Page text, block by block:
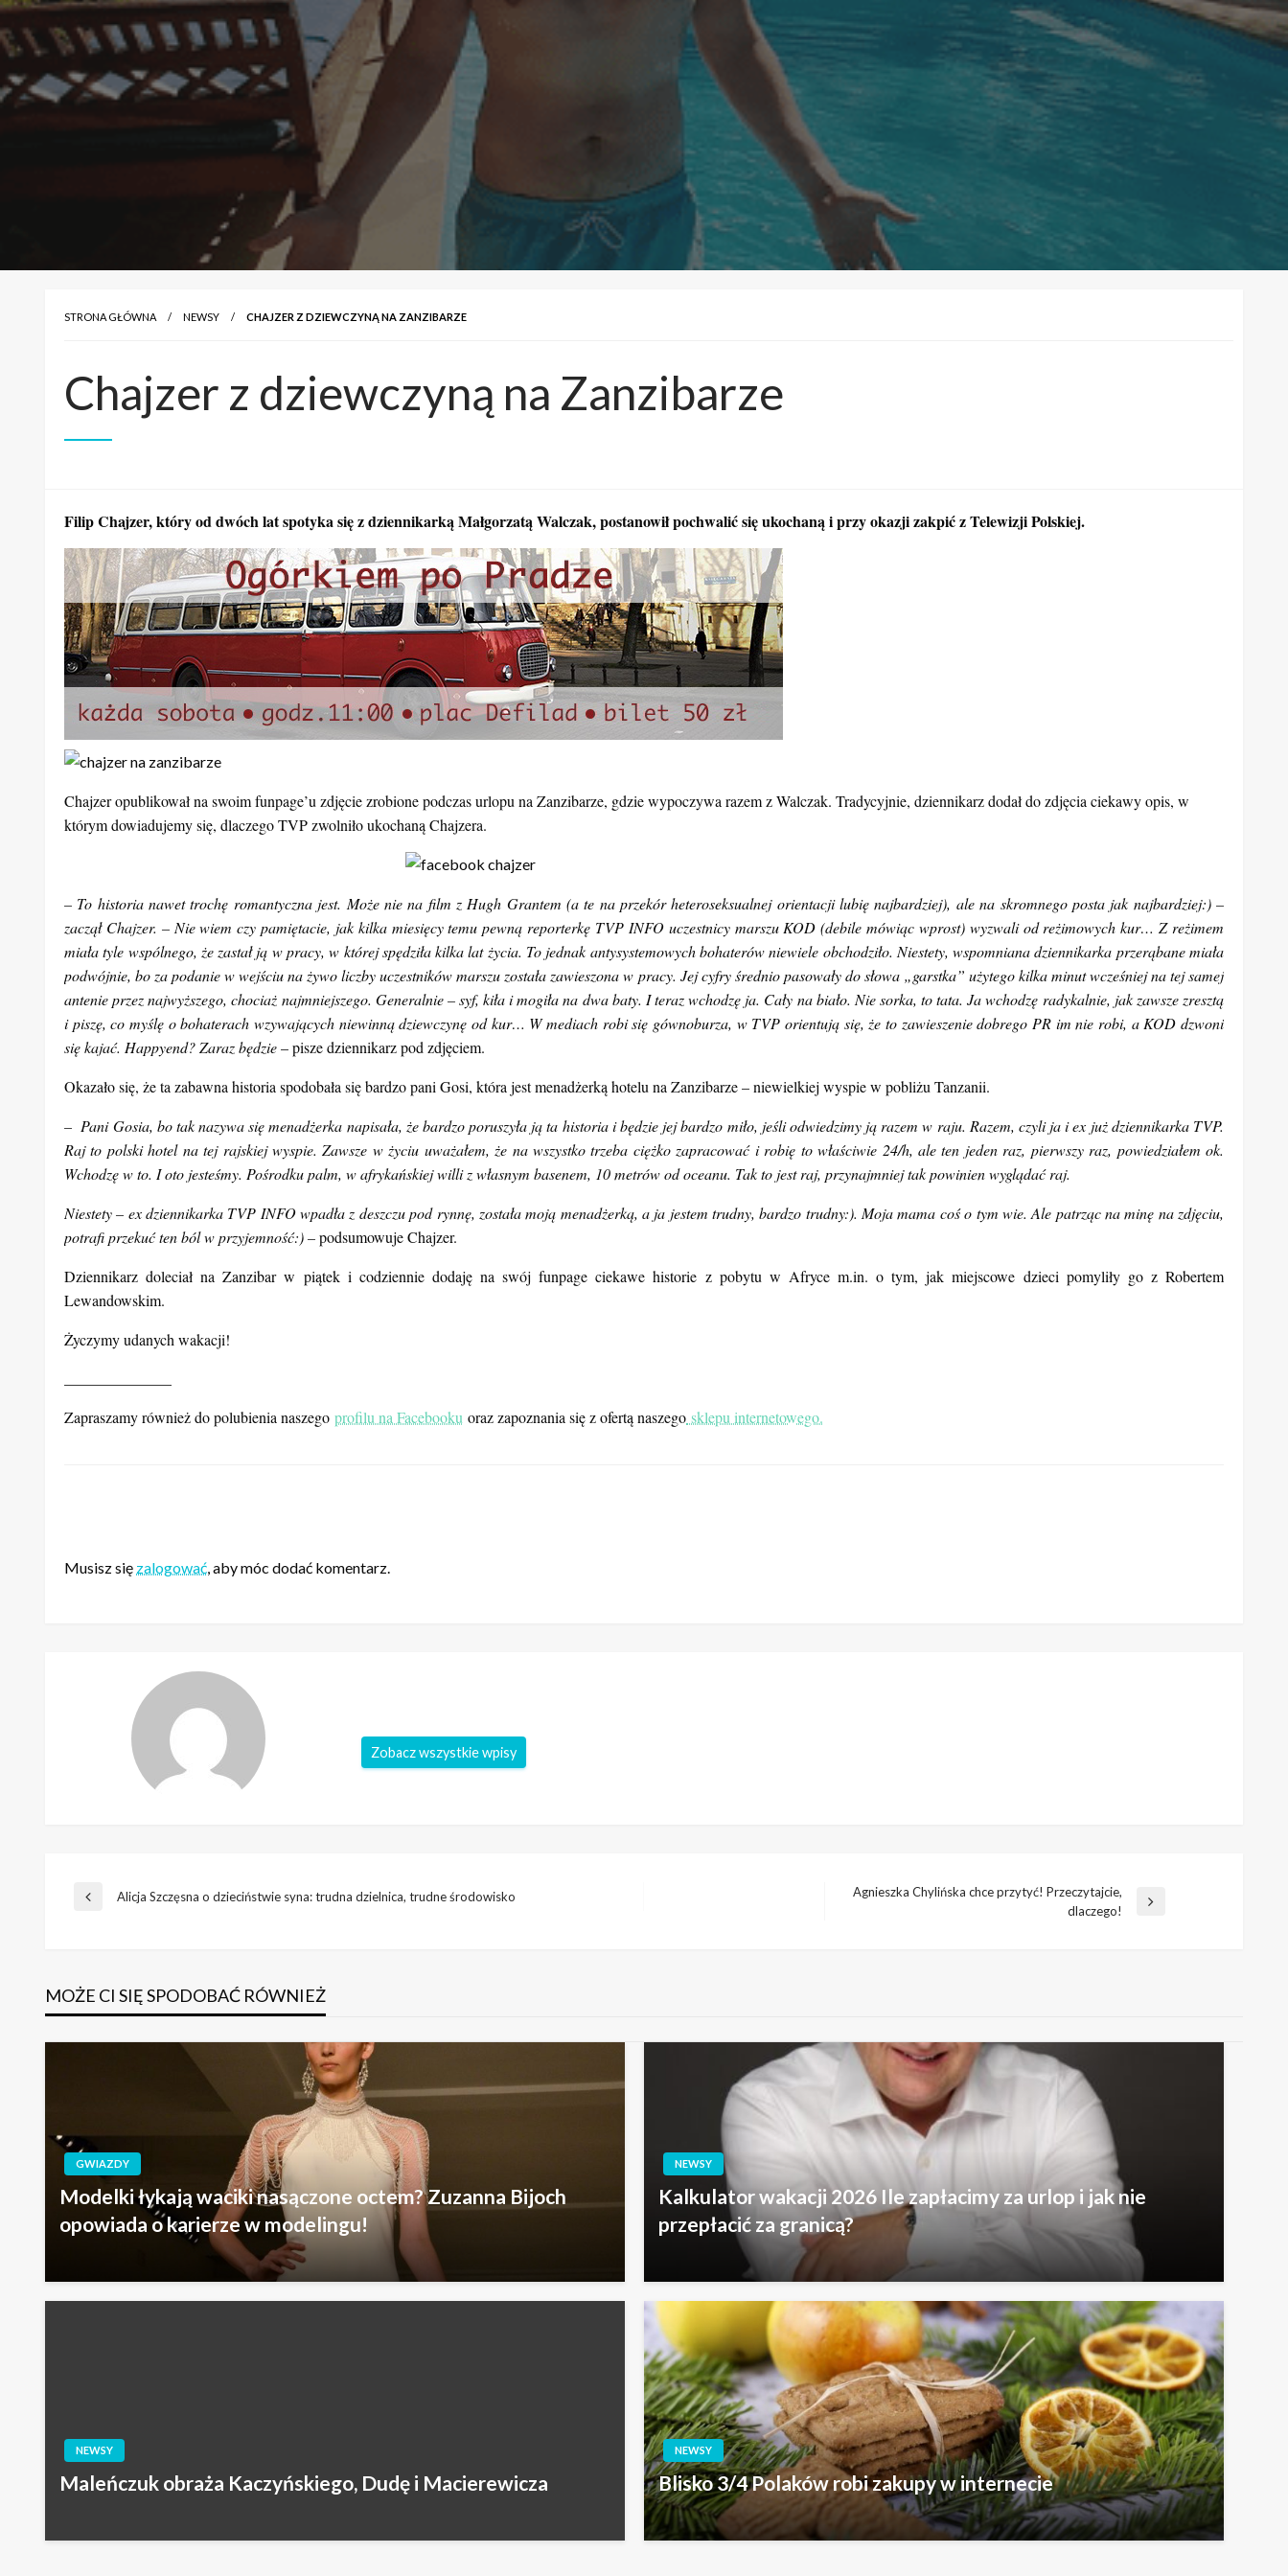
STRONA GŁÓWNA NEWSY CHAJZER Z DZIEWCZYNĄ NA ZANZIBARZE
Chajzer z dziewczyną na Zanzibarze
Filip Chajzer, który od dwóch lat spotyka się z dziennikarką Małgorzatą Walczak, postanowił pochwalić się ukochaną i przy okazji zakpić z Telewizji Polskiej.
Chajzer opublikował na swoim funpage’u zdjęcie zrobione podczas urlopu na Zanzibarze, gdzie wypoczywa razem z Walczak. Tradycyjnie, dziennikarz dodał do zdjęcia ciekawy opis, w
którym dowiadujemy się, dlaczego TVP zwolniło ukochaną Chajzera.
– To historia nawet trochę romantyczna jest. Może nie na film z Hugh Grantem (a te na przekór heteroseksualnej orientacji lubię najbardziej), ale na skromnego posta jak najbardziej:) –
zaczął Chajzer. – Nie wiem czy pamiętacie, jak kilka miesięcy temu pewną reporterkę TVP INFO uczestnicy marszu KOD (debile mówiąc wprost) wyzwali od reżimowych kur… Z reżimem
miała tyle wspólnego, że zastał ją w pracy, w której spędziła kilka lat życia. To jednak antysystemowych bohaterów niewiele obchodziło. Niestety, wspomniana dziennikarka przerąbane miała
podwójnie, bo za podanie w wejściu na żywo liczby uczestników marszu została zawieszona w pracy. Jej cyfry średnio pasowały do słowa „garstka” użytego kilka minut wcześniej na tej samej
antenie przez najwyższego, chociaż najmniejszego. Generalnie – syf, kiła i mogiła na dwa baty. I teraz wchodzę ja. Cały na biało. Nie sorka, to tata. Ja wchodzę radykalnie, jak zawsze zresztą
i piszę, co myślę o bohaterach wzywających niewinną dziewczynę od kur… W mediach robi się gównoburza, w TVP orientują się, że to zawieszenie dobrego PR im nie robi, a KOD dzwoni
się kajać. Happyend? Zaraz będzie– pisze dziennikarz pod zdjęciem.
Okazało się, że ta zabawna historia spodobała się bardzo pani Gosi, która jest menadżerką hotelu na Zanzibarze – niewielkiej wyspie w pobliżu Tanzanii.
– Pani Gosia, bo tak nazywa się menadżerka napisała, że bardzo poruszyła ją ta historia i będzie jej bardzo miło, jeśli odwiedzimy ją razem w raju. Razem, czyli ja i ex już dziennikarka TVP.
Raj to polski hotel na tej rajskiej wyspie. Zawsze w życiu uważałem, że na wszystko trzeba ciężko zapracować i robię to właściwie 24/h, ale ten jeden raz, pierwszy raz, powiedziałem ok.
Wchodzę w to. I oto jesteśmy. Pośrodku palm, w afrykańskiej willi z własnym basenem, 10 metrów od oceanu. Tak to jest raj, przynajmniej tak powinien wyglądać raj.
Niestety – ex dziennikarka TVP INFO wpadła z deszczu pod rynnę, została moją menadżerką, a ja jestem trudny, bardzo trudny:). Moja mama coś o tym wie. Ale patrząc na minę na zdjęciu,
potrafi przekuć ten ból w przyjemność:) –podsumowuje Chajzer.
Dziennikarz doleciał na Zanzibar w piątek i codziennie dodaję na swój funpage ciekawe historie z pobytu w Afryce m.in. o tym, jak miejscowe dzieci pomyliły go z Robertem
Lewandowskim.
Życzymy udanych wakacji!
Zapraszamy również do polubienia naszego profilu na Facebooku oraz zapoznania się z ofertą naszego sklepu internetowego.
Musisz się zalogować, aby móc dodać komentarz.
Zobacz wszystkie wpisy
Nawigacja
Poprzedni
Alicja Szczęsna o dzieciństwie syna: trudna dzielnica, trudne środowisko
Agnieszka Chylińska chce przytyć! Przeczytajcie,
dlaczego!
MOŻE CI SIĘ SPODOBAĆ RÓWNIEŻ
GWIAZDY
Modelki łykają waciki nasączone octem? Zuzanna Bijoch
opowiada o karierze w modelingu!
NEWSY
Kalkulator wakacji 2026 Ile zapłacimy za urlop i jak nie
przepłacić za granicą?
NEWSY
Maleńczuk obraża Kaczyńskiego, Dudę i Macierewicza
NEWSY
Blisko 3/4 Polaków robi zakupy w internecie